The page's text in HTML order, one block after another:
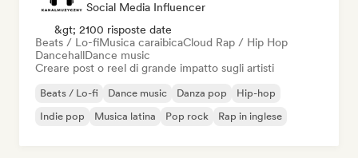
Social Media Influencer
&gt; 2100 risposte date
Beats / Lo-fiMusica caraibicaCloud Rap / Hip Hop
DancehallDance music
Creare post o reel di grande impatto sugli artisti
Beats / Lo-fi Dance music Danza pop
Hip-hop
Indie pop
Musica latina Pop rock Rap in inglese